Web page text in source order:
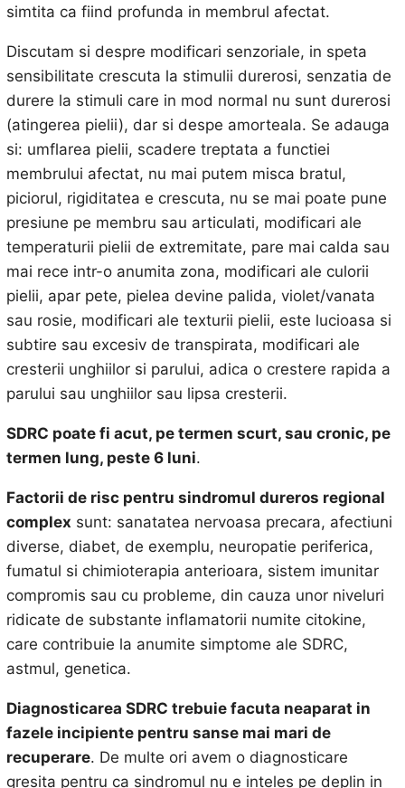
simtita ca fiind profunda in membrul afectat.
Discutam si despre modificari senzoriale, in speta
sensibilitate crescuta la stimulii durerosi, senzatia de
durere la stimuli care in mod normal nu sunt durerosi
(atingerea pielii), dar si despe amorteala. Se adauga
si: umflarea pielii, scadere treptata a functiei
membrului afectat, nu mai putem misca bratul,
piciorul, rigiditatea e crescuta, nu se mai poate pune
presiune pe membru sau articulati, modificari ale
temperaturii pielii de extremitate, pare mai calda sau
mai rece intr-o anumita zona, modificari ale culorii
pielii, apar pete, pielea devine palida, violet/vanata
sau rosie, modificari ale texturii pielii, este lucioasa si
subtire sau excesiv de transpirata, modificari ale
cresterii unghiilor si parului, adica o crestere rapida a
parului sau unghiilor sau lipsa cresterii.
SDRC poate fi acut, pe termen scurt, sau cronic, pe
termen lung, peste 6 luni.
Factorii de risc pentru sindromul dureros regional
complex sunt: sanatatea nervoasa precara, afectiuni
diverse, diabet, de exemplu, neuropatie periferica,
fumatul si chimioterapia anterioara, sistem imunitar
compromis sau cu probleme, din cauza unor niveluri
ridicate de substante inflamatorii numite citokine,
care contribuie la anumite simptome ale SDRC,
astmul, genetica.
Diagnosticarea SDRC trebuie facuta neaparat in
fazele incipiente pentru sanse mai mari de
recuperare. De multe ori avem o diagnosticare
gresita pentru ca sindromul nu e inteles pe deplin in